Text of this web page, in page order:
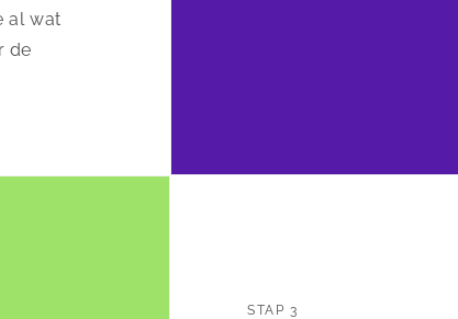
al wat
de
STAP 3